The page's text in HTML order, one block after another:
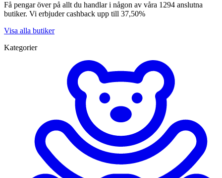
Få pengar över på allt du handlar i någon av våra 1294 anslutna
butiker. Vi erbjuder cashback upp till 37,50%
Visa alla butiker
Kategorier